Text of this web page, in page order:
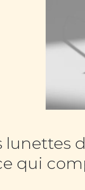
lunettes
qui